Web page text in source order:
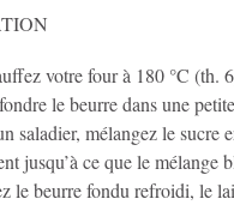
votre four à 180 °C (th.
le beurre dans une
saladier, mélangez le sucre
jusqu’à ce que le mélange
le beurre fondu refroidi, le